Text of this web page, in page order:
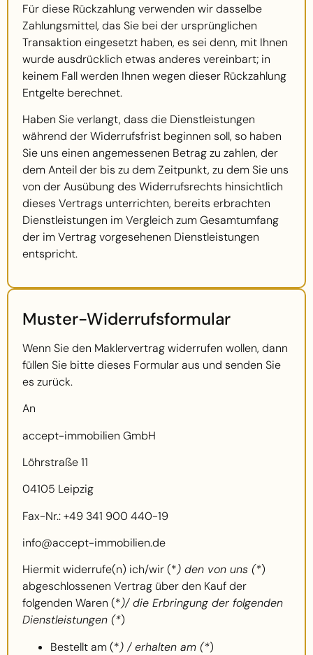
Für diese Rückzahlung verwenden wir dasselbe
Zahlungsmittel, das Sie bei der ursprünglichen
Transaktion eingesetzt haben, es sei denn, mit Ihnen
wurde ausdrücklich etwas anderes vereinbart; in
keinem Fall werden Ihnen wegen dieser Rückzahlung
Entgelte berechnet.
Haben Sie verlangt, dass die Dienstleistungen
während der Widerrufsfrist beginnen soll, so haben
Sie uns einen angemessenen Betrag zu zahlen, der
dem Anteil der bis zu dem Zeitpunkt, zu dem Sie uns
von der Ausübung des Widerrufsrechts hinsichtlich
dieses Vertrags unterrichten, bereits erbrachten
Dienstleistungen im Vergleich zum Gesamtumfang
der im Vertrag vorgesehenen Dienstleistungen
entspricht.
Muster-Widerrufsformular
Wenn Sie den Maklervertrag widerrufen wollen, dann
füllen Sie bitte dieses Formular aus und senden Sie
es zurück.
An
accept-immobilien GmbH
Löhrstraße 11
04105 Leipzig
Fax-Nr.: +49 341 900 440-19
info@accept-immobilien.de
Hiermit widerrufe(n) ich/wir (*) den von uns (*)
abgeschlossenen Vertrag über den Kauf der
folgenden Waren (*)/ die Erbringung der folgenden
Dienstleistungen (*)
Bestellt am (*) / erhalten am (*)